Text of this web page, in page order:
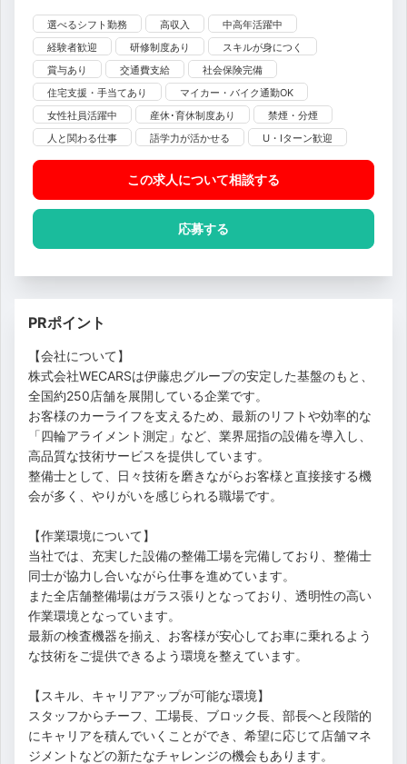
選べるシフト勤務 高収入
中高年活躍中
経験者歓迎
研修制度あり
スキルが身につく
賞与あり
交通費支給
社会保険完備
住宅支援・手当てあり
マイカー・バイク通勤OK
女性社員活躍中
産休･育休制度あり
禁煙・分煙
人と関わる仕事
語学力が活かせる U・Iターン歓迎
この求人について相談する
応募する
PRポイント
【会社について】
株式会社WECARSは伊藤忠グループの安定した基盤のもと、
全国約250店舗を展開している企業です。
お客様のカーライフを支えるため、最新のリフトや効率的な
「四輪アライメント測定」など、業界屈指の設備を導入し、
高品質な技術サービスを提供しています。
整備士として、日々技術を磨きながらお客様と直接接する機
会が多く、やりがいを感じられる職場です。
【作業環境について】
当社では、充実した設備の整備工場を完備しており、整備士
同士が協力し合いながら仕事を進めています。
また全店舗整備場はガラス張りとなっており、透明性の高い
作業環境となっています。
最新の検査機器を揃え、お客様が安心してお車に乗れるよう
な技術をご提供できるよう環境を整えています。
【スキル、キャリアアップが可能な環境】
スタッフからチーフ、工場長、ブロック長、部長へと段階的
にキャリアを積んでいくことができ、希望に応じて店舗マネ
ジメントなどの新たなチャレンジの機会もあります。